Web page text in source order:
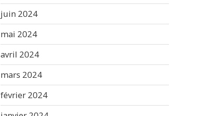
juin 2024
mai 2024
avril 2024
mars 2024
février 2024